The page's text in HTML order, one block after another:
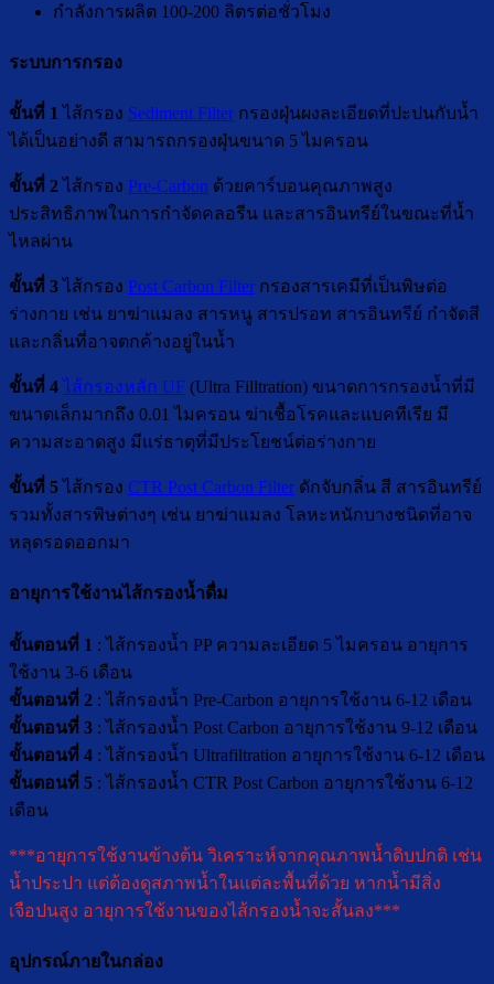
กำลังการผลิต 100-200 ลิตรต่อชั่วโมง
ระบบการกรอง
ขั้นที่ 1 ไส้กรอง Sediment Filter กรองฝุ่นผงละเอียดที่ปะปนกับน้ำ
ได้เป็นอย่างดี สามารถกรองฝุ่นขนาด 5 ไมครอน
ขั้นที่ 2ไส้กรอง Pre-Carbon ด้วยคาร์บอนคุณภาพสูง
ประสิทธิภาพในการกำจัดคลอรีน และสารอินทรีย์ในขณะที่น้ำ
ไหลผ่าน
ขั้นที่ 3ไส้กรอง Post Carbon Filter กรองสารเคมีที่เป็นพิษต่อ
ร่างกาย เช่น ยาฆ่าแมลง สารหนู สารปรอท สารอินทรีย์ กำจัดสี
และกลิ่นที่อาจตกค้างอยู่ในน้ำ
ขั้นที่ 4 ไส้กรองหลัก UF (Ultra Filltration) ขนาดการกรองน้ำที่มี
ขนาดเล็กมากถึง 0.01 ไมครอน ฆ่าเชื้อโรคและแบคทีเรีย มี
ความสะอาดสูง มีแร่ธาตุที่มีประโยชน์ต่อร่างกาย
ขั้นที่ 5ไส้กรอง CTR Post Carbon Filter ดักจับกลิ่น สี สารอินทรีย์
รวมทั้งสารพิษต่างๆ เช่น ยาฆ่าแมลง โลหะหนักบางชนิดที่อาจ
หลุดรอดออกมา
อายุการใช้งานไส้กรองน้ำดื่ม
ขั้นตอนที่ 1 : ไส้กรองน้ำ PP ความละเอียด 5 ไมครอน อายุการ
ใช้งาน 3-6 เดือน
ขั้นตอนที่ 2 : ไส้กรองน้ำ Pre-Carbon อายุการใช้งาน 6-12 เดือน
ขั้นตอนที่ 3 : ไส้กรองน้ำ Post Carbon อายุการใช้งาน 9-12 เดือน
ขั้นตอนที่ 4 : ไส้กรองน้ำ Ultrafiltration อายุการใช้งาน 6-12 เดือน
ขั้นตอนที่ 5 : ไส้กรองน้ำ CTR Post Carbon อายุการใช้งาน 6-12
เดือน
***อายุการใช้งานข้างต้น วิเคราะห์จากคุณภาพน้ำดิบปกติ เช่น
น้ำประปา แต่ต้องดูสภาพน้ำในแต่ละพื้นที่ด้วย หากน้ำมีสิ่ง
เจือปนสูง อายุการใช้งานของไส้กรองน้ำจะสั้นลง***
อุปกรณ์ภายในกล่อง